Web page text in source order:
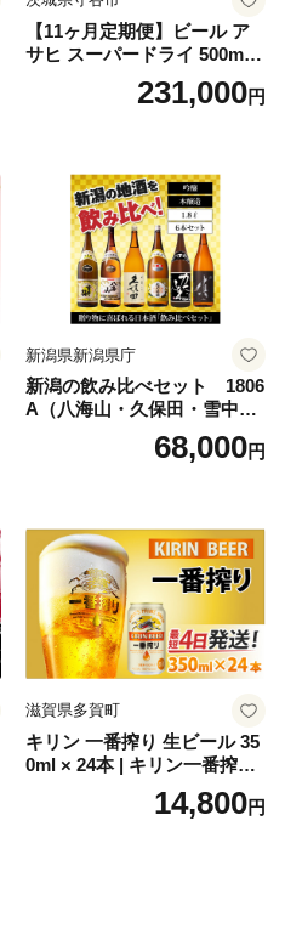
【11ヶ月定期便】ビール ア
サヒ スーパードライ 500ml 2
4本 1ケース×11ヶ月 | アサヒ
ビール 究極の辛口 酒 お酒 ア
uper dry 11回 缶ビール 缶 ギ
フト 内祝い 茨城県守谷市 送
料無料
231,000円
新潟県新潟県庁
新潟の飲み比べセット 1806
A（八海山・久保田・雪中
梅・越乃寒梅・かたふね・千
68,000円
滋賀県多賀町
キリン 一番搾り 生ビール 35
0ml × 24本 | キリン一番搾り
キリンビール 一番搾り ビー
ル 24缶 きりんいちばんしぼ
14,800円